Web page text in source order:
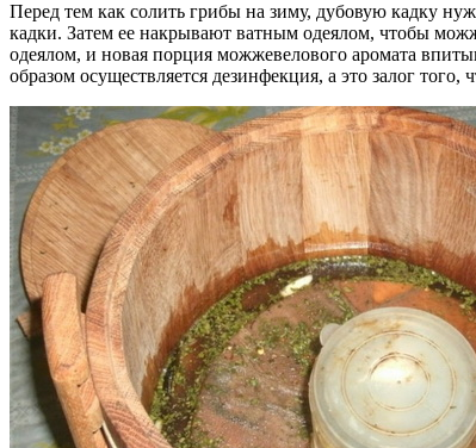
Перед тем как солить грибы на зиму, дубовую кадку
кадки. Затем ее накрывают ватным одеялом, чтобы
одеялом, и новая порция можжевелового аромата
образом осуществляется дезинфекция, а это залог